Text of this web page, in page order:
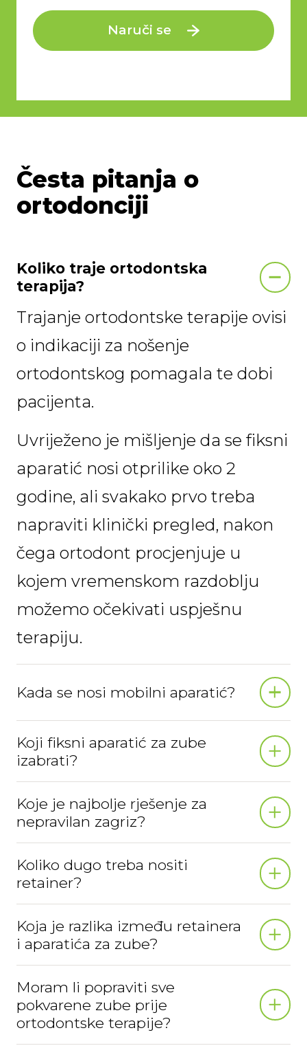
Naruči se
Česta pitanja o
ortodonciji
Koliko traje ortodontska
terapija?
Trajanje ortodontske terapije ovisi
o indikaciji za nošenje
ortodontskog pomagala te dobi
pacijenta.
Uvriježeno je mišljenje da se fiksni
aparatić nosi otprilike oko 2
godine, ali svakako prvo treba
napraviti klinički pregled, nakon
čega ortodont procjenjuje u
kojem vremenskom razdoblju
možemo očekivati uspješnu
terapiju.
Kada se nosi mobilni aparatić?
Koji fiksni aparatić za zube
izabrati?
Koje je najbolje rješenje za
nepravilan zagriz?
Koliko dugo treba nositi
retainer?
Koja je razlika između retainera
i aparatića za zube?
Moram li popraviti sve
pokvarene zube prije
ortodontske terapije?